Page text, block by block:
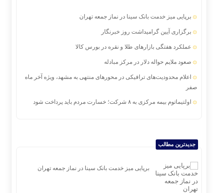
برپایی میز خدمت بانک سینا در نماز جمعه تهران
برگزاری آیین گرامیداشت روز خبرنگار
عملکرد هفتگی بازارهای طلا و نقره در بورس کالا
صعود ملایم حواله دلار در مرکز مبادله
اعلام محدودیت‌های ترافیکی در محورهای منتهی به مشهد، ویژه آخر ماه
صفر
اولتیماتوم بیمه مرکزی به ۸ شرکت؛ خسارت مردم باید پرداخت شود
جهش ۱۱۲ هزار واحدی شاخص بورس در دقایق ابتدایی معاملات امروز
جدیدترین مطالب
برپایی میز خدمت بانک سینا در نماز جمعه تهران